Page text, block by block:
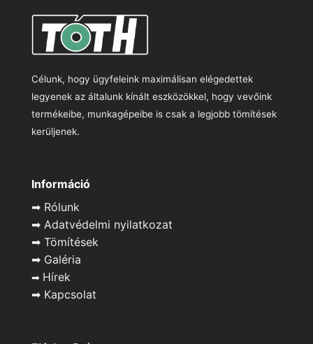
Célunk, hogy ügyfeleink maximálisan elégedettek
legyenek az általunk kínált eszközökkel, hogy vevőink
termékeibe, munkagépeibe is csak a legjobb tömítések
kerüljenek.
Információ
➡ Rólunk
➡ Adatvédelmi nyilatkozat
➡ Tömítések
➡ Galéria
➡ Hírek
➡ Kapcsolat